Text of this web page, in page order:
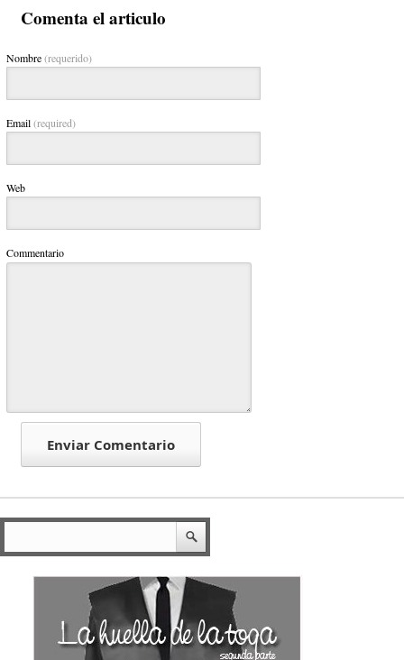
Comenta el articulo
Nombre(requerido)
Email(required)
Web
Commentario